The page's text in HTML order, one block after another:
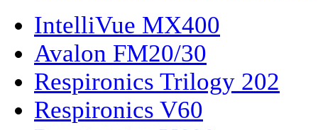
IntelliVue MX400
Avalon FM20/30
Respironics Trilogy 202
Respironics V60